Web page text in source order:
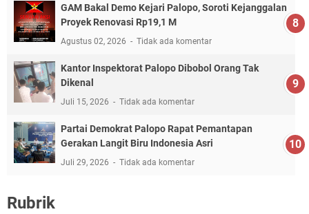
GAM Bakal Demo Kejari Palopo, Soroti Kejanggalan
Proyek Renovasi Rp19,1 M
Agustus 02, 2026 Tidak ada komentar
Kantor Inspektorat Palopo Dibobol Orang Tak
Dikenal
Juli 15, 2026 Tidak ada komentar
Partai Demokrat Palopo Rapat Pemantapan
Gerakan Langit Biru Indonesia Asri
Juli 29, 2026 Tidak ada komentar
Rubrik